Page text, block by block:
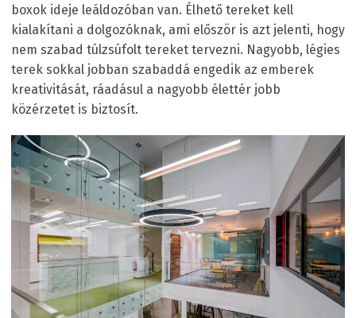
boxok ideje leáldozóban van. Élhető tereket kell
kialakítani a dolgozóknak, ami először is azt jelenti, hogy
nem szabad túlzsúfolt tereket tervezni. Nagyobb, légies
terek sokkal jobban szabaddá engedik az emberek
kreativitását, ráadásul a nagyobb élettér jobb
közérzetet is biztosít.